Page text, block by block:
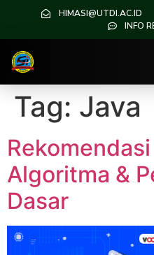
HIMASI@UTDI.AC.ID
INFO
Tag: Java
Algoritma &
Dasar